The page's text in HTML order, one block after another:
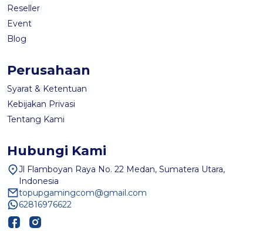
Reseller
Event
Blog
Perusahaan
Syarat & Ketentuan
Kebijakan Privasi
Tentang Kami
Hubungi Kami
Jl Flamboyan Raya No. 22 Medan, Sumatera Utara,
Indonesia
topupgamingcom@gmail.com
62816976622